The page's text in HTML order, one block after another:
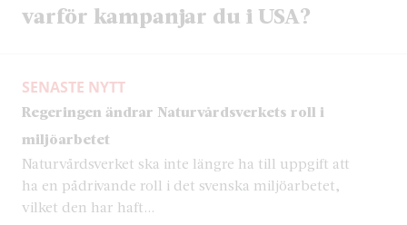
varför kampanjar du i USA?
SENASTE NYTT
Regeringen ändrar Naturvårdsverkets roll i
miljöarbetet
Naturvårdsverket ska inte längre ha till uppgift att
ha en pådrivande roll i det svenska miljöarbetet,
vilket den har haft...